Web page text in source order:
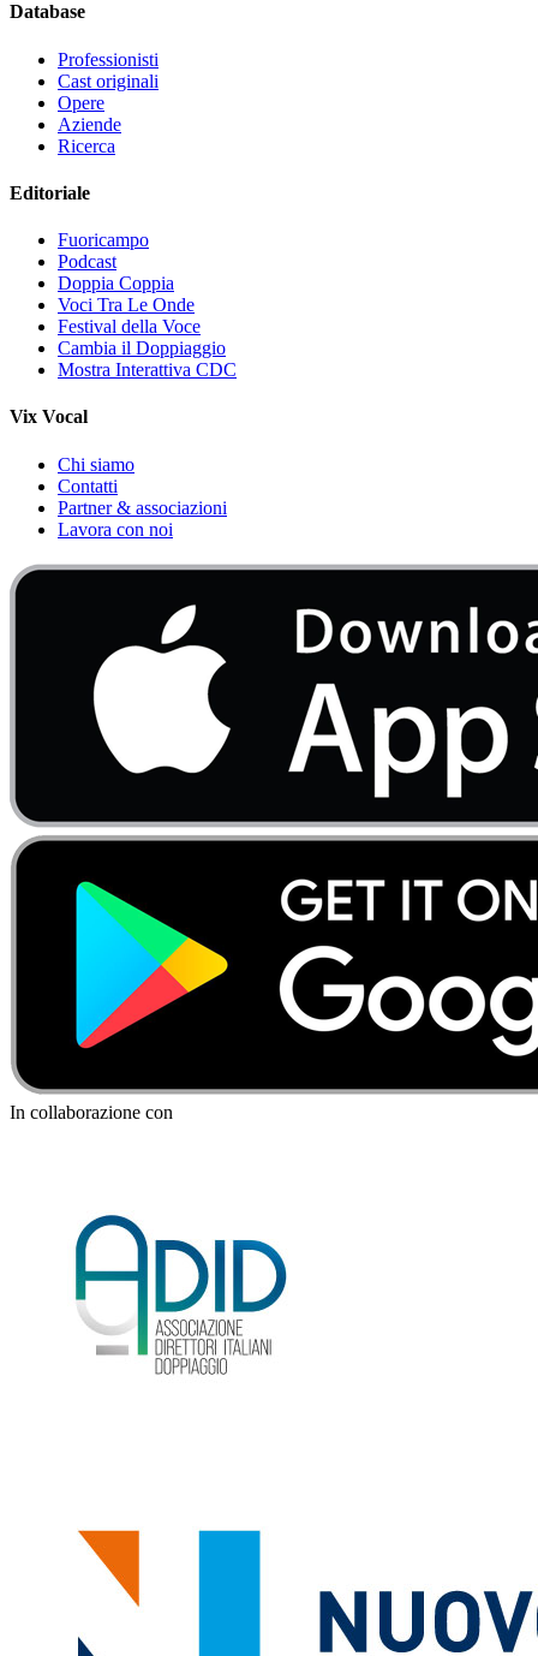
Database
Professionisti
Cast originali
Opere
Aziende
Ricerca
Editoriale
Fuoricampo
Podcast
Doppia Coppia
Voci Tra Le Onde
Festival della Voce
Cambia il Doppiaggio
Mostra Interattiva CDC
Vix Vocal
Chi siamo
Contatti
Partner & associazioni
Lavora con noi
In collaborazione con